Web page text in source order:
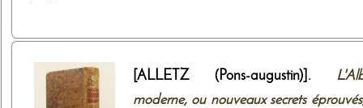
[ALLETZ (Pons-augustin)].
moderne, ou nouveaux secrets